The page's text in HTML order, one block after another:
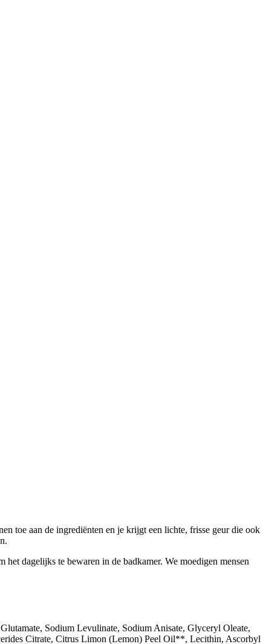
toe aan de ingrediënten en je krijgt een lichte, frisse geur die ook
dagelijks te bewaren in de badkamer. We moedigen mensen
Sodium Levulinate, Sodium Anisate, Glyceryl Oleate,
Citrate, Citrus Limon (Lemon) Peel Oil**, Lecithin, Ascorbyl